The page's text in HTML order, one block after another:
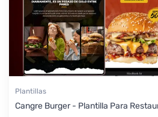
Plantillas
Cangre Burger - Plantilla Para